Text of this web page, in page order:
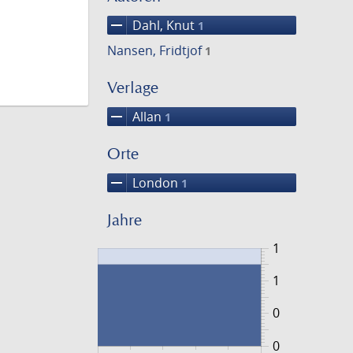
remove Dahl, Knut 1
Nansen, Fridtjof 1
Verlage
remove Allan 1
Orte
remove London 1
Jahre
0
1
0
1